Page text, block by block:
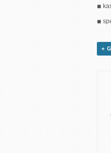
◾︎
◾︎
+